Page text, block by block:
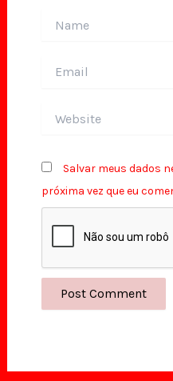
Salvar meus dados
próxima vez que eu